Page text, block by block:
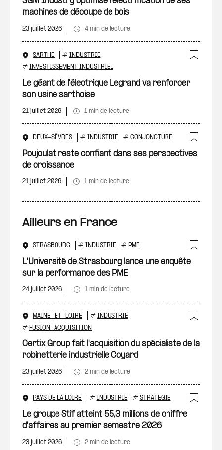
machines de découpe de bois
23 juillet 2026 4 min de lecture
SARTHE # INDUSTRIE
# INVESTISSEMENT INDUSTRIEL
Le géant de l'électrique Legrand va renforcer
son usine sarthoise
21 juillet 2026 1 min de lecture
DEUX-SÈVRES # INDUSTRIE # CONJONCTURE
Poujoulat reste confiant dans ses perspectives
de croissance
21 juillet 2026 1 min de lecture
Ailleurs en France
STRASBOURG # INDUSTRIE # PME
L'Université de Strasbourg lance une enquête
sur la performance des PME
24 juillet 2026 1 min de lecture
MAINE-ET-LOIRE # INDUSTRIE
# FUSION-ACQUISITION
Certix Group fait l'acquisition du spécialiste de la
robinetterie industrielle Coyard
23 juillet 2026 2 min de lecture
PAYS DE LA LOIRE # INDUSTRIE # STRATÉGIE
Le groupe Stif atteint 55,3 millions de chiffre
d'affaires au premier semestre 2026
23 juillet 2026 2 min de lecture